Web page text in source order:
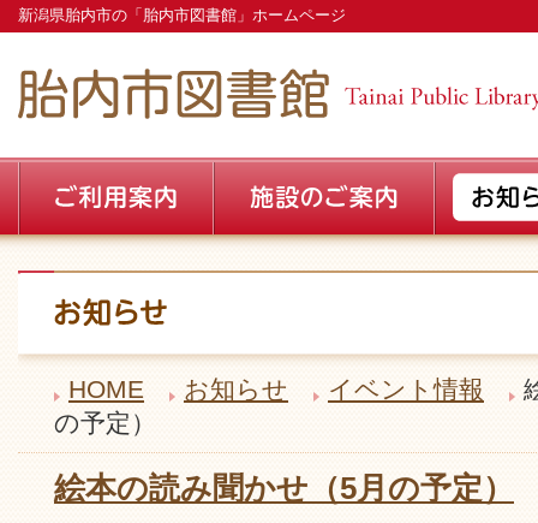
新潟県胎内市の「胎内市図書館」ホームページ
HOME お知らせ イベント情報
の予定）
絵本の読み聞かせ（5月の予定）